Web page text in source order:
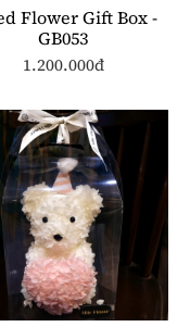
Flower Gift Box -
GB053
1.200.000đ